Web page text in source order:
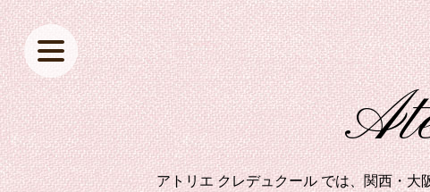
アトリエ クレデュクール では、関西・大